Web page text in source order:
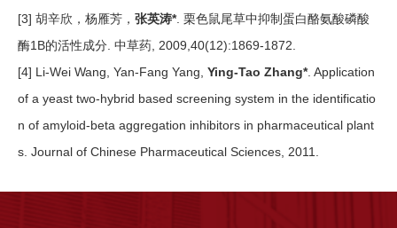
[3] 胡辛欣，杨雁芳， 张英涛*. 栗色鼠尾草中抑制蛋白酪氨酸磷酸
酶1B的活性成分. 中草药, 2009,40(12):1869-1872.
[4] Li-Wei Wang, Yan-Fang Yang, Ying-Tao Zhang*. Application
of a yeast two-hybrid based screening system in the identificatio
n of amyloid-beta aggregation inhibitors in pharmaceutical plant
s. Journal of Chinese Pharmaceutical Sciences, 2011.